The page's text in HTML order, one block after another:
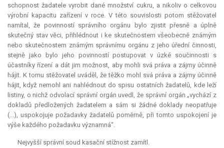
schopnost žadatele vyrobit dané množství cukru, a nikoliv o celkovou
výrobní kapacitu zařízení v roce. V této souvislosti potom stěžovatel
namítal, že povinností správního orgánu bylo zjistit přesně a úplně
skutečný stav věci, přihlédnout i ke skutečnostem všeobecně známým
nebo skutečnostem známým správnímu orgánu z jeho úřední činnosti,
stejně jako bylo jeho povinností postupovat v úzké součinnosti s
účastníky řízení a dát jim možnost, aby mohli svá práva a zájmy účinně
hájit. K tomu stěžovatel uváděl, že těžko mohl svá práva a zájmy účinně
hájit, když nemohl ani nahlédnout do spisu ostatních žadatelů, kde leží
listiny, o nichž odvolací správní orgán uvedl, že správní orgán „vychází z
dokladů předložených žadatelem a sám si žádné doklady neopatřuje
(...), uspokojuje požadavky žadatelů poměrně, při tomto uspokojení je
výše každého požadavku významná“.
Nejvyšší správní soud kasační stížnost zamítl.